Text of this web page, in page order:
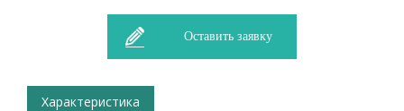
Оставить заявку
Характеристика